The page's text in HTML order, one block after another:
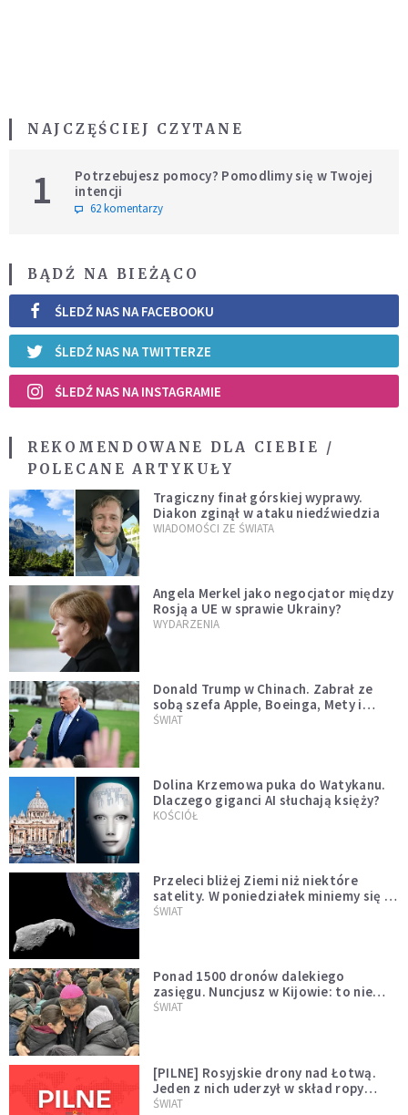
NAJCZĘŚCIEJ CZYTANE
1
Potrzebujesz pomocy? Pomodlimy się w Twojej
intencji
62 komentarzy
BĄDŹ NA BIEŻĄCO
ŚLEDŹ NAS NA FACEBOOKU
ŚLEDŹ NAS NA TWITTERZE
ŚLEDŹ NAS NA INSTAGRAMIE
REKOMENDOWANE DLA CIEBIE /
POLECANE ARTYKUŁY
Tragiczny finał górskiej wyprawy.
Diakon zginął w ataku niedźwiedzia
WIADOMOŚCI ZE ŚWIATA
Angela Merkel jako negocjator między
Rosją a UE w sprawie Ukrainy?
WYDARZENIA
Donald Trump w Chinach. Zabrał ze
sobą szefa Apple, Boeinga, Mety i
Muska
ŚWIAT
Dolina Krzemowa puka do Watykanu.
Dlaczego giganci AI słuchają księży?
KOŚCIÓŁ
Przeleci bliżej Ziemi niż niektóre
satelity. W poniedziałek miniemy się z
asteroidą, która poprzedzi znacznie
ŚWIAT
Ponad 1500 dronów dalekiego
zasięgu. Nuncjusz w Kijowie: to nie
wygląda na wolę zakończenia wojny
ŚWIAT
[PILNE] Rosyjskie drony nad Łotwą.
Jeden z nich uderzył w skład ropy
naftowej
ŚWIAT